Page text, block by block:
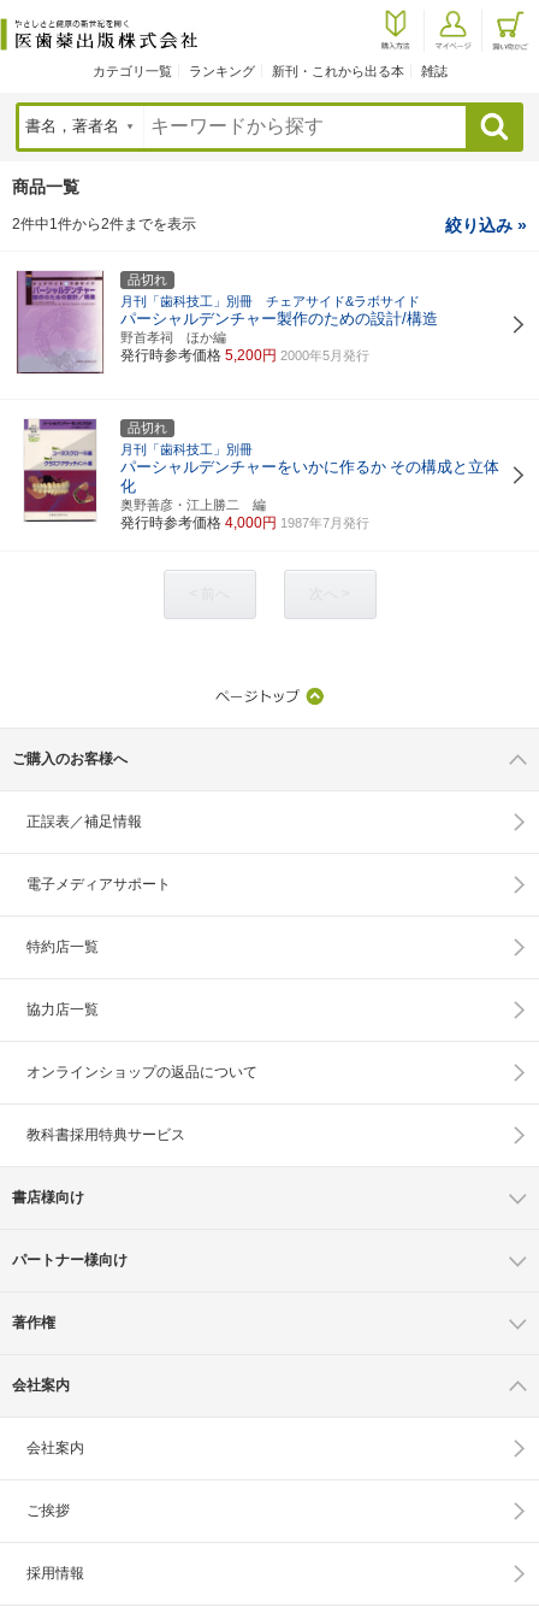
カテゴリ一覧 ランキング 新刊・これから出る本 雑誌
検索
商品一覧
2件中1件から2件までを表示 絞り込み »
品切れ
月刊「歯科技工」別冊 チェアサイド&ラボサイド
パーシャルデンチャー製作のための設計/構造
野首孝祠 ほか編
発行時参考価格 5,200円 2000年5月発行
品切れ
月刊「歯科技工」別冊
パーシャルデンチャーをいかに作るか その構成と立体
化
奥野善彦・江上勝二 編
発行時参考価格 4,000円 1987年7月発行
ご購入のお客様へ
正誤表／補足情報
電子メディアサポート
特約店一覧
協力店一覧
オンラインショップの返品について
教科書採用特典サービス
書店様向け
パートナー様向け
著作権
会社案内
会社案内
ご挨拶
採用情報